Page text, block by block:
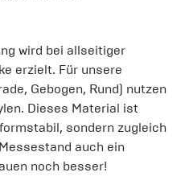
wird bei allseitiger
erzielt. Für unsere
Gebogen, Rund) nutzen
Dieses Material ist
sondern zugleich
auch ein
noch besser!